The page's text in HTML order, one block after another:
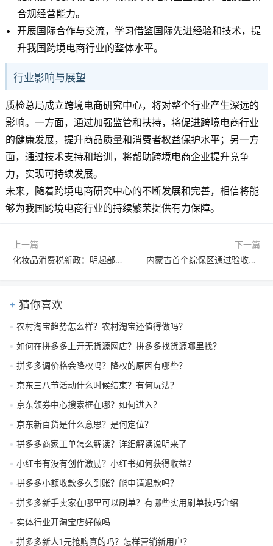
合规经营能力。
开展国际合作与交流，学习借鉴国际先进经验和技术，提
升我国跨境电商行业的整体水平。
行业影响与展望
质检总局成立跨境电商研究中心，将对整个行业产生深远的
影响。一方面，通过加强监管和扶持，将促进跨境电商行业
的健康发展，提升商品质量和消费者权益保护水平；另一方
面，通过技术支持和培训，将帮助跨境电商企业提升竞争
力，实现可持续发展。
未来，随着跨境电商研究中心的不断发展和完善，相信将能
够为我国跨境电商行业的持续繁荣提供有力保障。
上一篇
化妆品消费税新政：明起部分免征、部分下调，促进行业发展与减轻消费负担
下一篇
内蒙古首个综保区通过验收，呼和浩特综保区正式运营开启外贸新篇章
猜你喜欢
农村淘宝趋势怎么样？农村淘宝还值得做吗？
如何在拼多多上开无货源网店？拼多多找货源哪里找？
拼多多调价格会降权吗？降权的原因有哪些？
京东三八节活动什么时候结束？有何玩法？
京东领券中心搜索框在哪？如何进入？
京东新百货是什么意思？是何定位？
拼多多商家工单怎么解读？详细解读说明来了
小红书有没有创作激励？小红书如何获得收益？
拼多多小额收款多久到账？能申请退款吗？
拼多多新手卖家在哪里可以刷单？有哪些实用刷单技巧介绍
实体行业开淘宝店好做吗
拼多多新人1元抢购真的吗？怎样营销新用户？